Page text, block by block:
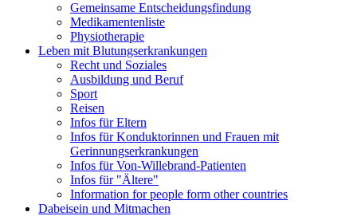
Gemeinsame Entscheidungsfindung
Medikamentenliste
Physiotherapie
Leben mit Blutungserkrankungen
Recht und Soziales
Ausbildung und Beruf
Sport
Reisen
Infos für Eltern
Infos für Konduktorinnen und Frauen mit
Gerinnungserkrankungen
Infos für Von-Willebrand-Patienten
Infos für "Ältere"
Information for people form other countries
Dabeisein und Mitmachen